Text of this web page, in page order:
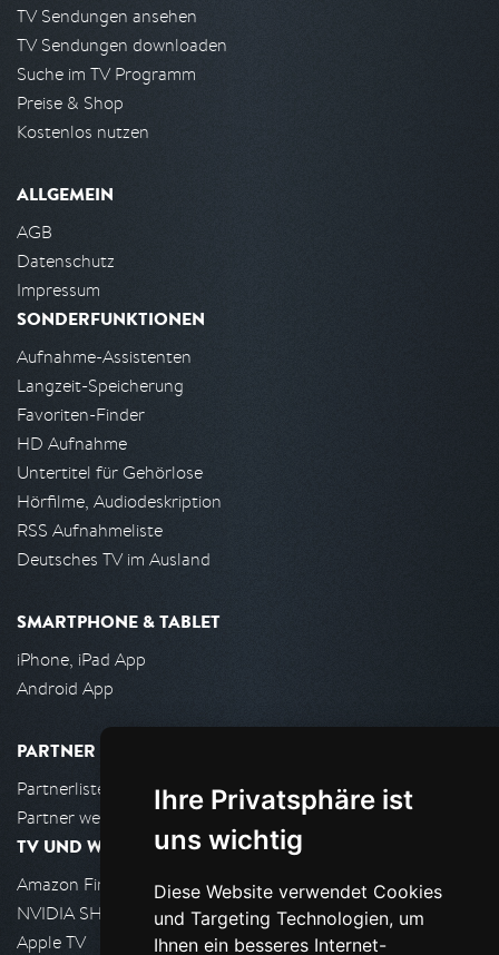
Ihre Privatsphäre ist
uns wichtig
Diese Website verwendet Cookies
und Targeting Technologien, um
Ihnen ein besseres Internet-
TV Sendungen ansehen
TV Sendungen downloaden
Suche im TV Programm
Preise & Shop
Kostenlos nutzen
ALLGEMEIN
AGB
Datenschutz
Impressum
SONDERFUNKTIONEN
Aufnahme-Assistenten
Langzeit-Speicherung
Favoriten-Finder
HD Aufnahme
Untertitel für Gehörlose
Hörfilme, Audiodeskription
RSS Aufnahmeliste
Deutsches TV im Ausland
SMARTPHONE & TABLET
iPhone, iPad App
Android App
PARTNER
Partnerliste
Partner werden
TV UND WOHNZIMMER
Amazon FireTV
NVIDIA SHIELD, Google TV
Apple TV